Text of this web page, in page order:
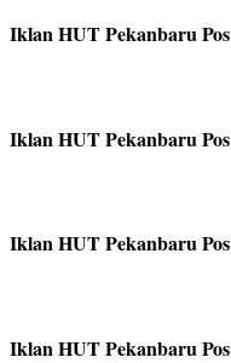
Iklan HUT Pekanbaru Pos
Iklan HUT Pekanbaru Pos
Iklan HUT Pekanbaru Pos
Iklan HUT Pekanbaru Pos